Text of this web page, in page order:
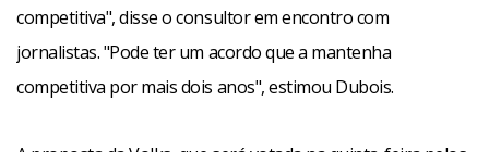
competitiva", disse o consultor em encontro com
jornalistas. "Pode ter um acordo que a mantenha
competitiva por mais dois anos", estimou Dubois.